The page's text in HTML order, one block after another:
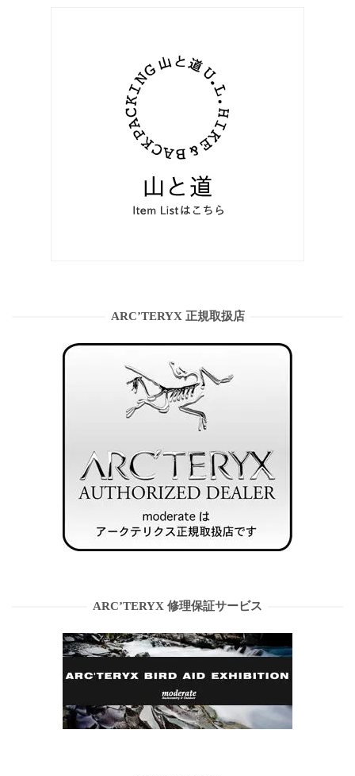
ARC’TERYX 正規取扱店
ARC’TERYX 修理保証サービス